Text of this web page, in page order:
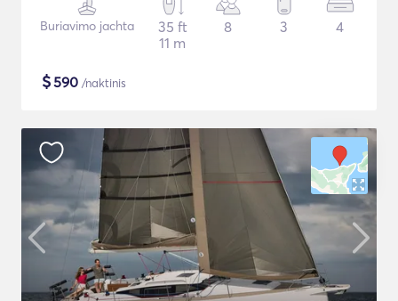
Buriavimo jachta
35 ft
11 m
8 3 4
$590 /naktinis